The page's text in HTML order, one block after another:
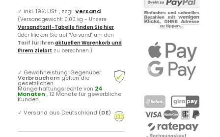
✓ inkl. 19% USt. , zzgl.Versand
(Versandgewicht: 0,00 kg - Unsere
Versandtarif-Tabelle finden Sie hier.
Oder klicken Sie auf "Versand" um den
Tarif für Ihren aktuellen Warenkorb und
Ihrem Zielort zu berechnen.)
✓ Gewährleistung: Gegenüber
Verbrauchern gelten die
gesetzlichen
Mängelhaftungsrechte von 24
Monaten , 12 Monate für gewerbliche
Kunden.
✓ Versand aus Deutschland (DE)